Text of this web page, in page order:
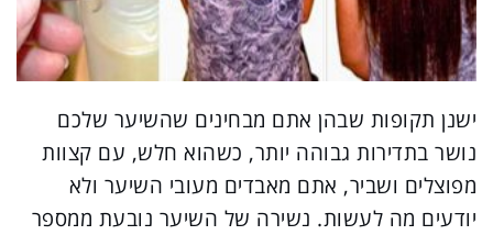
ישנן תקופות שבהן אתם מבחינים שהשיער שלכם
נושר בתדירות גבוהה יותר, כשהוא חלש, עם קצוות
מפוצלים ושביר, אתם מאבדים מעובי השיער ולא
יודעים מה לעשות. נשירה של השיער נובעת ממספר